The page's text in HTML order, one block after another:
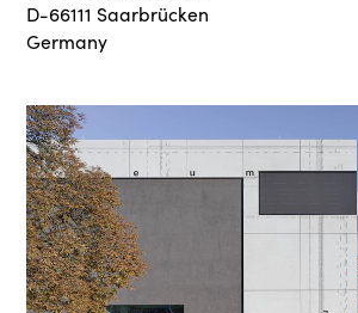
D-66111 Saarbrücken
Germany